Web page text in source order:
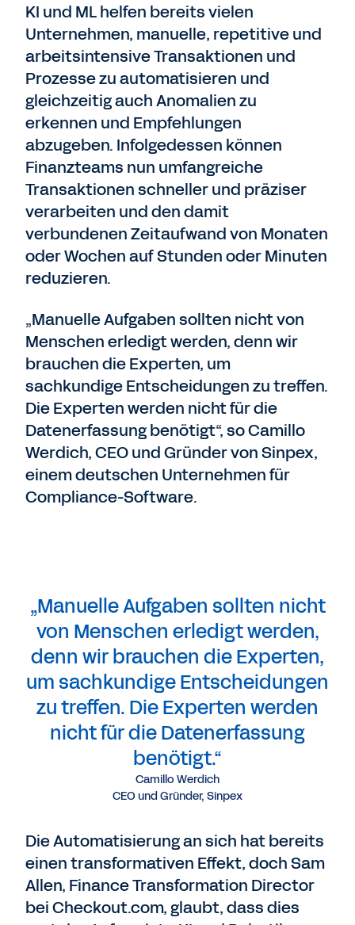
KI und ML helfen bereits vielen
Unternehmen, manuelle, repetitive und
arbeitsintensive Transaktionen und
Prozesse zu automatisieren und
gleichzeitig auch Anomalien zu
erkennen und Empfehlungen
abzugeben. Infolgedessen können
Finanzteams nun umfangreiche
Transaktionen schneller und präziser
verarbeiten und den damit
verbundenen Zeitaufwand von Monaten
oder Wochen auf Stunden oder Minuten
reduzieren.
„Manuelle Aufgaben sollten nicht von
Menschen erledigt werden, denn wir
brauchen die Experten, um
sachkundige Entscheidungen zu treffen.
Die Experten werden nicht für die
Datenerfassung benötigt“, so Camillo
Werdich, CEO und Gründer von Sinpex,
einem deutschen Unternehmen für
Compliance-Software.
„Manuelle Aufgaben sollten nicht
von Menschen erledigt werden,
denn wir brauchen die Experten,
um sachkundige Entscheidungen
zu treffen. Die Experten werden
nicht für die Datenerfassung
benötigt.“
Camillo Werdich
CEO und Gründer, Sinpex
Die Automatisierung an sich hat bereits
einen transformativen Effekt, doch Sam
Allen, Finance Transformation Director
bei Checkout.com, glaubt, dass dies